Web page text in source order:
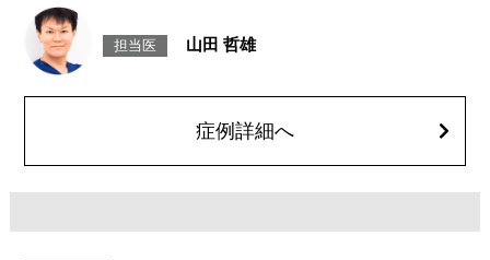
とがございます。また、稀にアレルギー、細菌感染症、血管閉塞などが生
じることがございます。注入箇所を強く刺激するようなマッサージは1〜2
週間ほどお控えください。
費用：レスチレン 1部位43,800円(税込)～76,800円(税込)
ジュビダームウルトラXC・ジュビダームウルトラ＋XC 1部位98,800円(税
クレヴィエルコントア・クレヴィエルプライム 1部位79,100円(税込)～
ボリューマ 1部位92,300円(税込)～327,800円(税込)
担当医 山田 哲雄
症例詳細へ